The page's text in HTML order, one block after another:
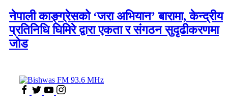
नेपाली काङ्ग्रेसको ‘जरा अभियान’ बारामा, केन्द्रीय
प्रतिनिधि घिमिरे द्वारा एकता र संगठन सुदृढीकरणमा
जोड